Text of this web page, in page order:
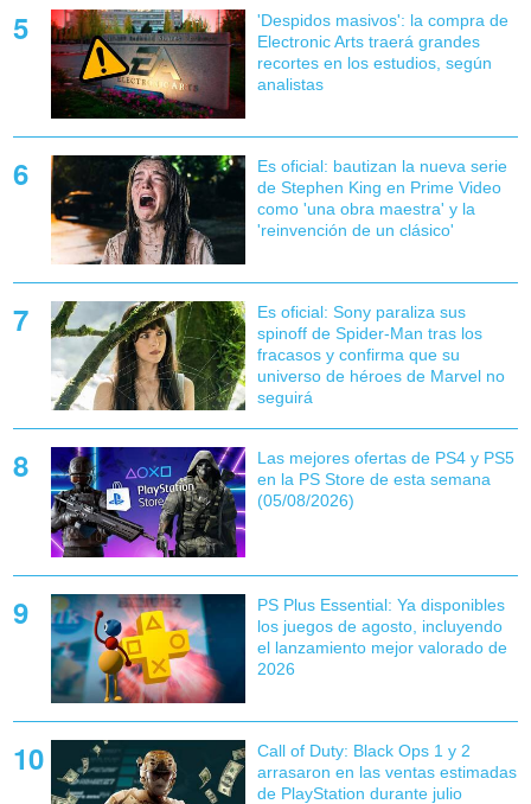
'Despidos masivos': la compra de
Electronic Arts traerá grandes
recortes en los estudios, según
analistas
Es oficial: bautizan la nueva serie
de Stephen King en Prime Video
como 'una obra maestra' y la
'reinvención de un clásico'
Es oficial: Sony paraliza sus
spinoff de Spider-Man tras los
fracasos y confirma que su
universo de héroes de Marvel no
seguirá
Las mejores ofertas de PS4 y PS5
en la PS Store de esta semana
(05/08/2026)
PS Plus Essential: Ya disponibles
los juegos de agosto, incluyendo
el lanzamiento mejor valorado de
2026
Call of Duty: Black Ops 1 y 2
arrasaron en las ventas estimadas
de PlayStation durante julio